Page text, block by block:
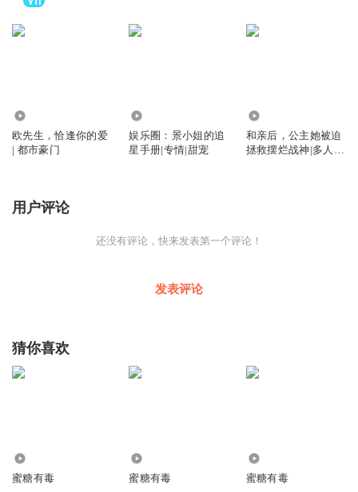
欧先生，恰逢你的爱
| 都市豪门
娱乐圈：景小姐的追
星手册|专情|甜宠
和亲后，公主她被迫
拯救摆烂战神|多人精
用户评论
还没有评论，快来发表第一个评论！
发表评论
猜你喜欢
蜜糖有毒 蜜糖有毒 蜜糖有毒